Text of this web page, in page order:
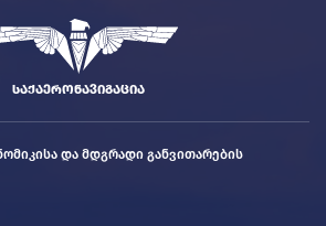
ᲡᲐᲥᲐᲔᲠᲝᲜᲐᲕᲘᲒᲐᲪᲘᲐ
და მდგრადი განვითარების